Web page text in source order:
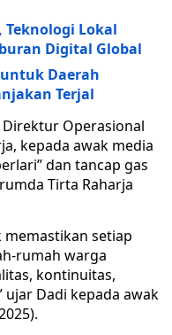
Teknologi Lokal
Digital Global
Daerah
Terjal
Operasional
kepada awak media
dan tancap gas
Tirta Raharja
memastikan setiap
rumah warga
kontinuitas,
Dadi kepada awak